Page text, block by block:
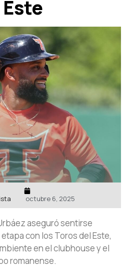
octubre 6, 2025
aseguró sentirse
con los Toros del Este,
en el clubhouse y el
romanense.